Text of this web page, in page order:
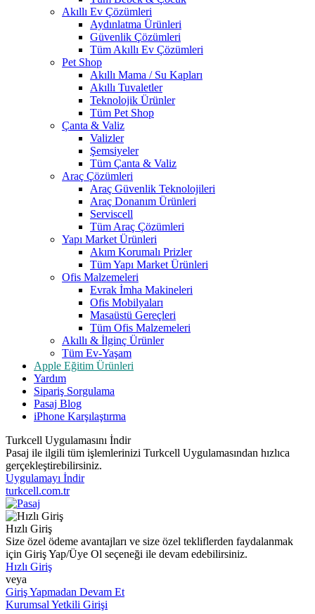
Akıllı Ev Çözümleri
Aydınlatma Ürünleri
Güvenlik Çözümleri
Tüm Akıllı Ev Çözümleri
Pet Shop
Akıllı Mama / Su Kapları
Akıllı Tuvaletler
Teknolojik Ürünler
Tüm Pet Shop
Çanta & Valiz
Valizler
Şemsiyeler
Tüm Çanta & Valiz
Araç Çözümleri
Araç Güvenlik Teknolojileri
Araç Donanım Ürünleri
Serviscell
Tüm Araç Çözümleri
Yapı Market Ürünleri
Akım Korumalı Prizler
Tüm Yapı Market Ürünleri
Ofis Malzemeleri
Evrak İmha Makineleri
Ofis Mobilyaları
Masaüstü Gereçleri
Tüm Ofis Malzemeleri
Akıllı & İlginç Ürünler
Tüm Ev-Yaşam
Apple Eğitim Ürünleri
Yardım
Sipariş Sorgulama
Pasaj Blog
iPhone Karşılaştırma
Turkcell Uygulamasını İndir
Pasaj ile ilgili tüm işlemlerinizi Turkcell Uygulamasından hızlıca
gerçekleştirebilirsiniz.
Uygulamayı İndir
turkcell.com.tr
Hızlı Giriş
Size özel ödeme avantajları ve size özel tekliflerden faydalanmak
için Giriş Yap/Üye Ol seçeneği ile devam edebilirsiniz.
Hızlı Giriş
veya
Giriş Yapmadan Devam Et
Kurumsal Yetkili Girişi